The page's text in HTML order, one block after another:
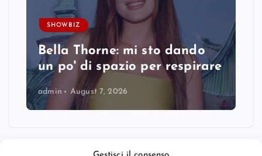
SHOWBIZ
Bella Thorne: mi sto dando
un po' di spazio per respirare
admin August 7, 2026